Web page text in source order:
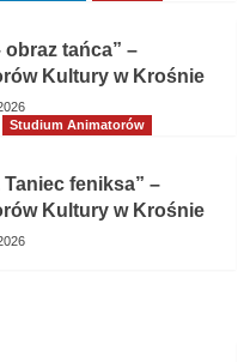
tańca” –
Kultury w Krośnie
Studium Animatorów
feniksa” –
Kultury w Krośnie